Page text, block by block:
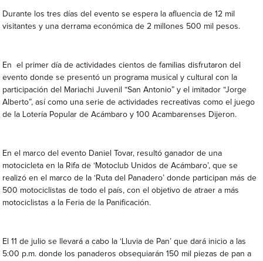
Durante los tres días del evento se espera la afluencia de 12 mil
visitantes y una derrama económica de 2 millones 500 mil pesos.
En el primer día de actividades cientos de familias disfrutaron del
evento donde se presentó un programa musical y cultural con la
participación del Mariachi Juvenil “San Antonio” y el imitador “Jorge
Alberto”, así como una serie de actividades recreativas como el juego
de la Lotería Popular de Acámbaro y 100 Acambarenses Dijeron.
En el marco del evento Daniel Tovar, resultó ganador de una
motocicleta en la Rifa de ‘Motoclub Unidos de Acámbaro’, que se
realizó en el marco de la ‘Ruta del Panadero’ donde participan más de
500 motociclistas de todo el país, con el objetivo de atraer a más
motociclistas a la Feria de la Panificación.
El 11 de julio se llevará a cabo la ‘Lluvia de Pan’ que dará inicio a las
5:00 p.m. donde los panaderos obsequiarán 150 mil piezas de pan a